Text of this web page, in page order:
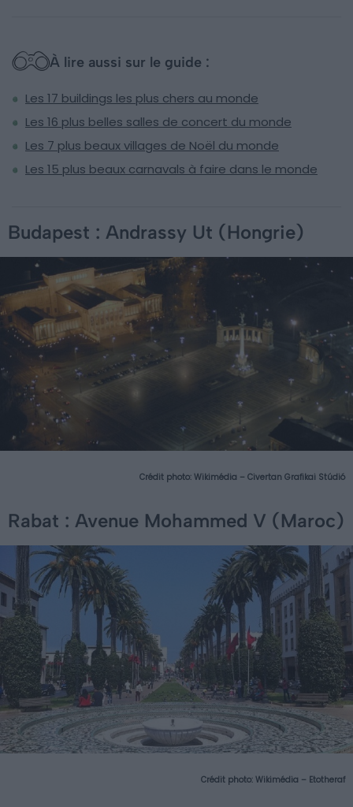
À lire aussi sur le guide :
Les 17 buildings les plus chers au monde
Les 16 plus belles salles de concert du monde
Les 7 plus beaux villages de Noël du monde
Les 15 plus beaux carnavals à faire dans le monde
Budapest : Andrassy Ut (Hongrie)
Crédit photo: Wikimédia – Civertan Grafikai Stúdió
Rabat : Avenue Mohammed V (Maroc)
Crédit photo: Wikimédia – Etotheraf